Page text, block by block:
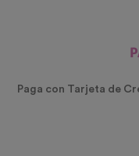
Paga con Tarjeta de